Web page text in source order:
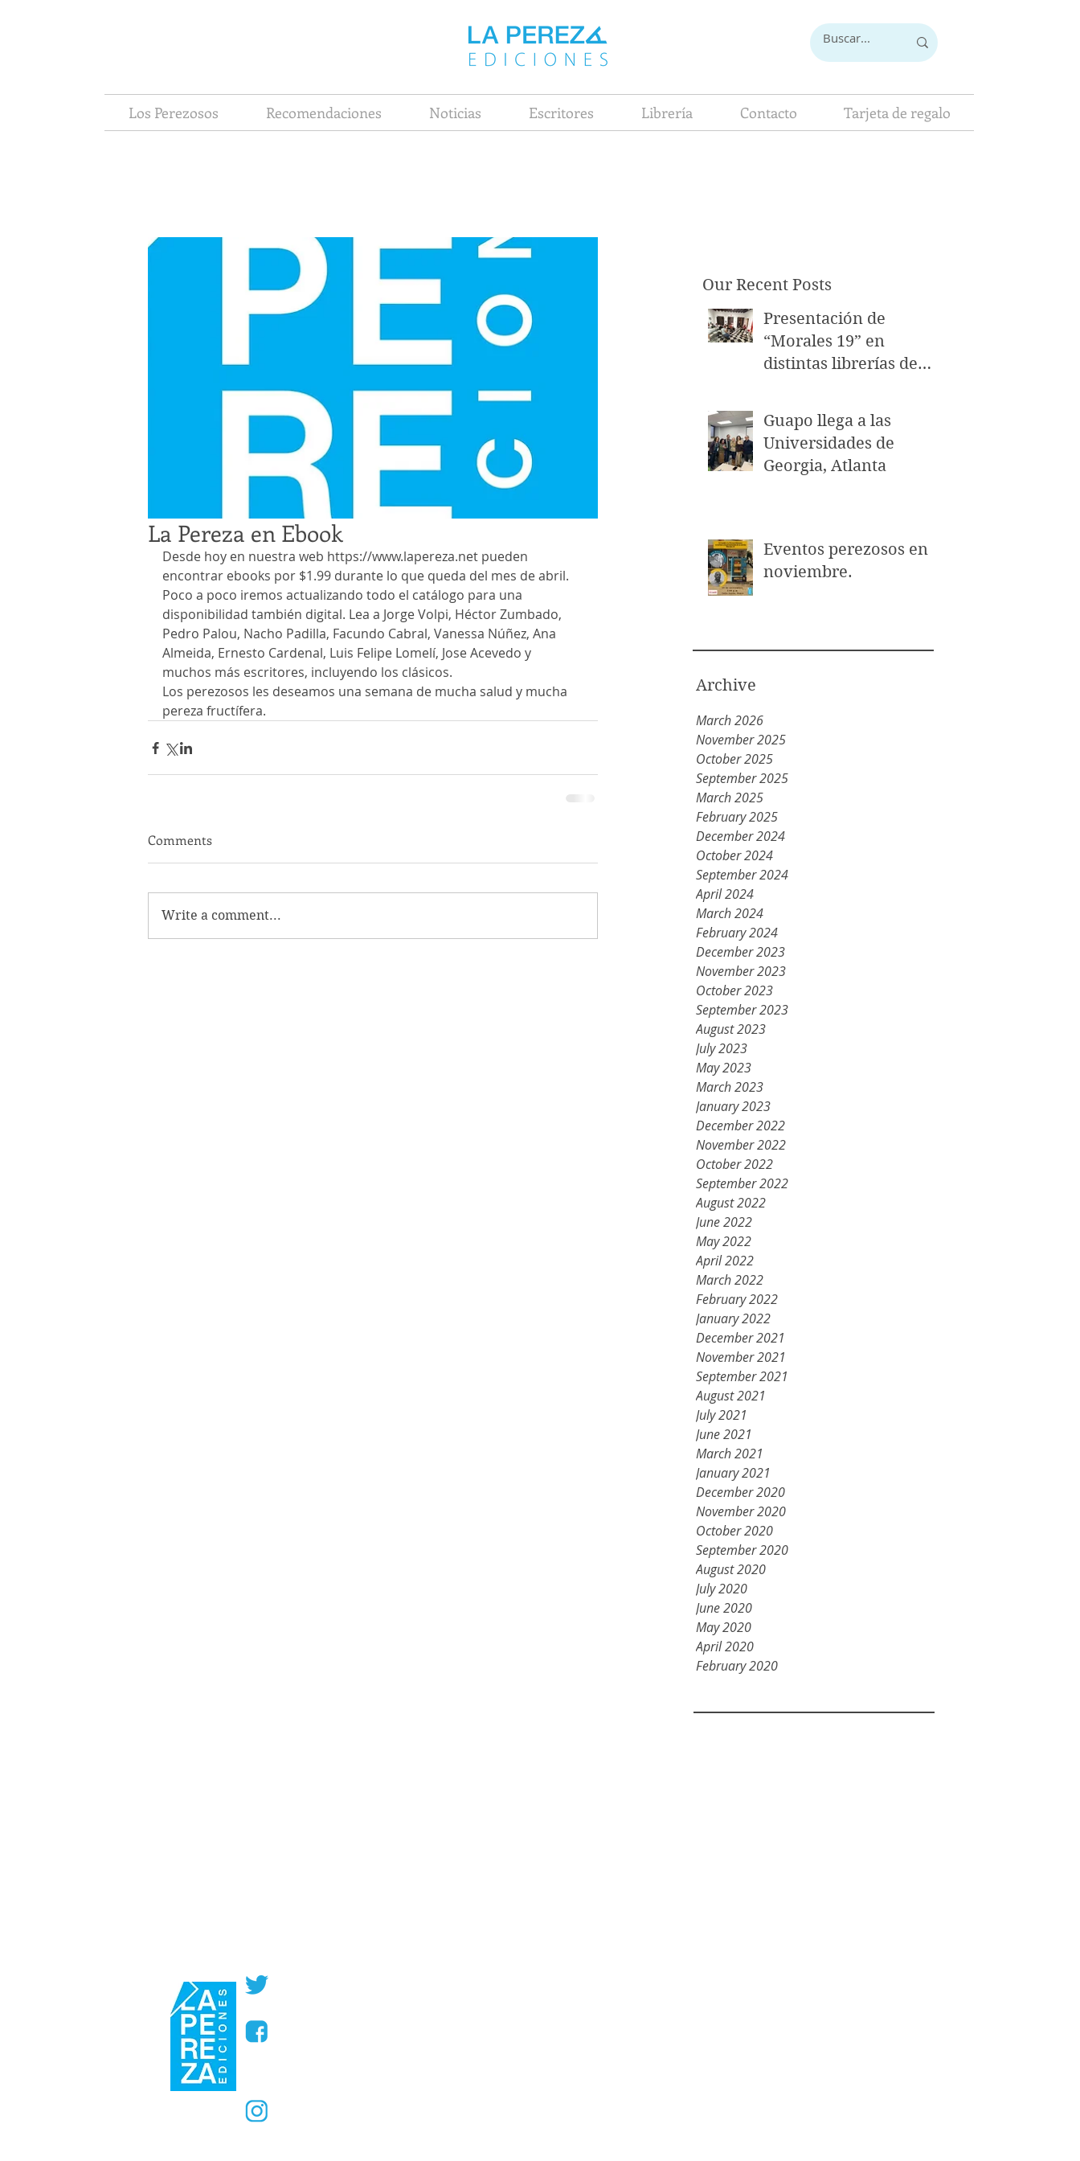
Los Perezosos Recomendaciones Noticias Escritores Librería Contacto Tarjeta de regalo
Our Recent Posts
Presentación de
“Morales 19” en
distintas librerías de
Guapo llega a las
Universidades de
Georgia, Atlanta
Eventos perezosos en
noviembre.
Archive
March 2026
November 2025
October 2025
September 2025
March 2025
February 2025
December 2024
October 2024
September 2024
April 2024
March 2024
February 2024
December 2023
November 2023
October 2023
September 2023
August 2023
July 2023
May 2023
March 2023
January 2023
December 2022
November 2022
October 2022
September 2022
August 2022
June 2022
May 2022
April 2022
March 2022
February 2022
January 2022
December 2021
November 2021
September 2021
August 2021
July 2021
June 2021
March 2021
January 2021
December 2020
November 2020
October 2020
September 2020
August 2020
July 2020
June 2020
May 2020
April 2020
February 2020
La Pereza en Ebook
Desde hoy en nuestra web https://www.lapereza.net pueden
encontrar ebooks por $1.99 durante lo que queda del mes de abril.
Poco a poco iremos actualizando todo el catálogo para una
disponibilidad también digital. Lea a Jorge Volpi, Héctor Zumbado,
Pedro Palou, Nacho Padilla, Facundo Cabral, Vanessa Núñez, Ana
Almeida, Ernesto Cardenal, Luis Felipe Lomelí, Jose Acevedo y
muchos más escritores, incluyendo los clásicos.
Los perezosos les deseamos una semana de mucha salud y mucha
pereza fructífera.
Comments
Write a comment...